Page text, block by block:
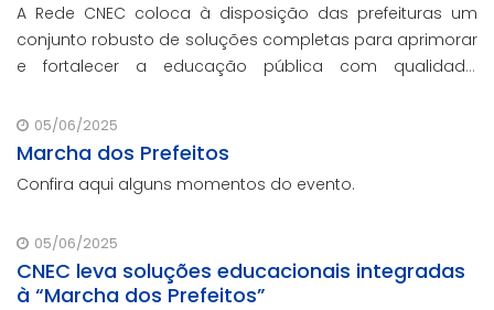
A Rede CNEC coloca à disposição das prefeituras um
conjunto robusto de soluções completas para aprimorar
e fortalecer a educação pública com qualidade,
que não participaram da Marcha dos Prefeito
05/06/2025
Marcha dos Prefeitos
Confira aqui alguns momentos do evento.
05/06/2025
CNEC leva soluções educacionais integradas
à “Marcha dos Prefeitos”